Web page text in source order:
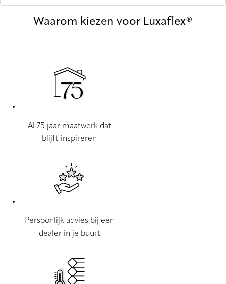
Waarom kiezen voor Luxaflex®
Al 75 jaar maatwerk dat
blijft inspireren
Persoonlijk advies bij een
dealer in je buurt